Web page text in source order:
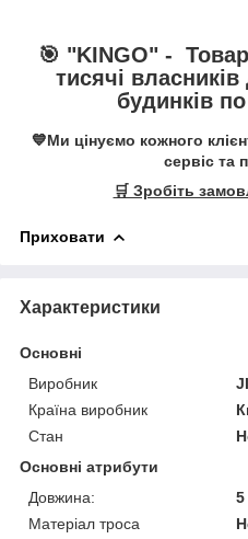
🎯 "KINGO" -
тисячі
будинків по
💙Ми цінуємо кожного
сервіс та
🛒 Зробіть
Приховати
Характеристики
Основні
Виробник
Країна виробник
Стан
Основні атрибути
Довжина:
Матеріал троса